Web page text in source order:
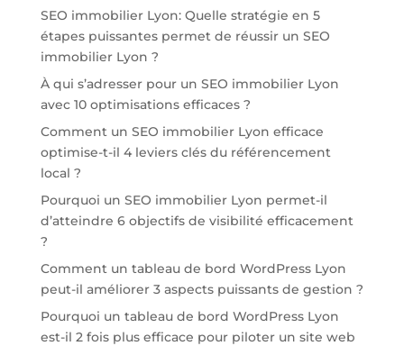
SEO immobilier Lyon: Quelle stratégie en 5
étapes puissantes permet de réussir un SEO
immobilier Lyon ?
À qui s’adresser pour un SEO immobilier Lyon
avec 10 optimisations efficaces ?
Comment un SEO immobilier Lyon efficace
optimise-t-il 4 leviers clés du référencement
local ?
Pourquoi un SEO immobilier Lyon permet-il
d’atteindre 6 objectifs de visibilité efficacement
?
Comment un tableau de bord WordPress Lyon
peut-il améliorer 3 aspects puissants de gestion ?
Pourquoi un tableau de bord WordPress Lyon
est-il 2 fois plus efficace pour piloter un site web